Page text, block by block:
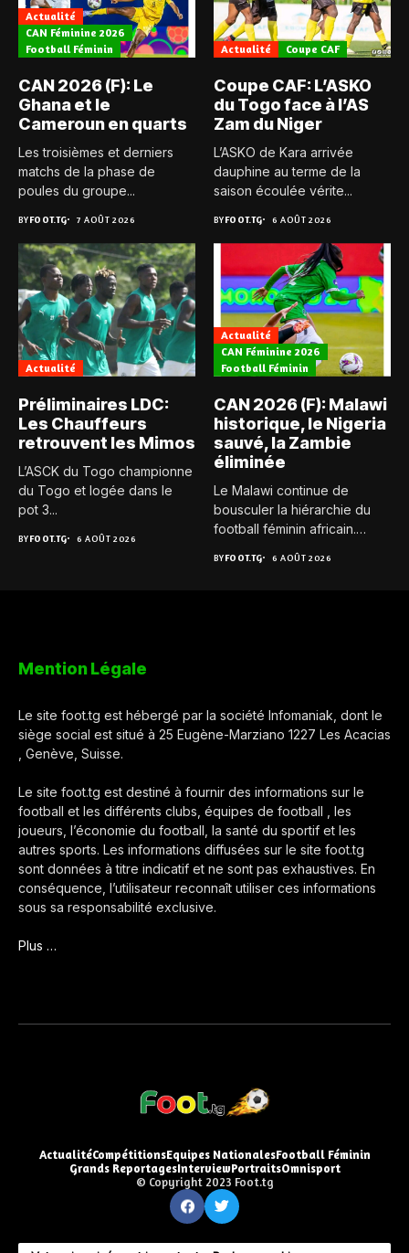
Actualité
CAN Féminine 2026
Football Féminin
CAN 2026 (F): Le
Ghana et le
Cameroun en quarts
Les troisièmes et derniers
matchs de la phase de
poules du groupe...
BYFOOT.TG 7 AOÛT 2026
Actualité Coupe CAF
Coupe CAF: L’ASKO
du Togo face à l’AS
Zam du Niger
L’ASKO de Kara arrivée
dauphine au terme de la
saison écoulée vérite...
BYFOOT.TG 6 AOÛT 2026
Actualité
Préliminaires LDC:
Les Chauffeurs
retrouvent les Mimos
L’ASCK du Togo championne
du Togo et logée dans le
pot 3...
BYFOOT.TG 6 AOÛT 2026
Actualité
CAN Féminine 2026
Football Féminin
CAN 2026 (F): Malawi
historique, le Nigeria
sauvé, la Zambie
éliminée
Le Malawi continue de
bousculer la hiérarchie du
football féminin africain.
BYFOOT.TG 6 AOÛT 2026
Mention Légale
Le site foot.tg est hébergé par la société Infomaniak, dont le
siège social est situé à 25 Eugène-Marziano 1227 Les Acacias
, Genève, Suisse.
Le site foot.tg est destiné à fournir des informations sur le
football et les différents clubs, équipes de football , les
joueurs, l’économie du football, la santé du sportif et les
autres sports. Les informations diffusées sur le site foot.tg
sont données à titre indicatif et ne sont pas exhaustives. En
conséquence, l’utilisateur reconnaît utiliser ces informations
sous sa responsabilité exclusive.
Plus …
ActualitéCompétitionsEquipes NationalesFootball Féminin
Grands ReportagesInterviewPortraitsOmnisport
© Copyright 2023 Foot.tg